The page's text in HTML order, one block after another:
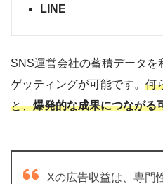
LINE
SNS運営会社の蓄積データ
ゲッティングが可能です。 何
と、爆発的な成果につながる
Xの広告収益は、専門